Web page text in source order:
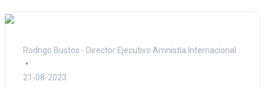
Rodrigo Bustos - Director Ejecutivo Amnistía Internacional
21-08-2023